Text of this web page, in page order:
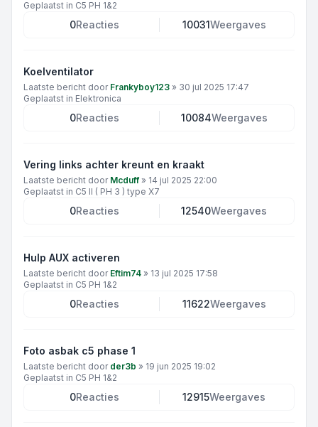
Geplaatst in C5 PH 1&2
0Reacties 10031Weergaves
Koelventilator
Laatste bericht door Frankyboy123 » 30 jul 2025 17:47
Geplaatst in Elektronica
0Reacties 10084Weergaves
Vering links achter kreunt en kraakt
Laatste bericht door Mcduff» 14 jul 2025 22:00
Geplaatst in C5 II ( PH 3 ) type X7
0Reacties 12540Weergaves
Hulp AUX activeren
Laatste bericht door Eftim74 » 13 jul 2025 17:58
Geplaatst in C5 PH 1&2
0Reacties 11622Weergaves
Foto asbak c5 phase 1
Laatste bericht door der3b » 19 jun 2025 19:02
Geplaatst in C5 PH 1&2
0Reacties 12915Weergaves